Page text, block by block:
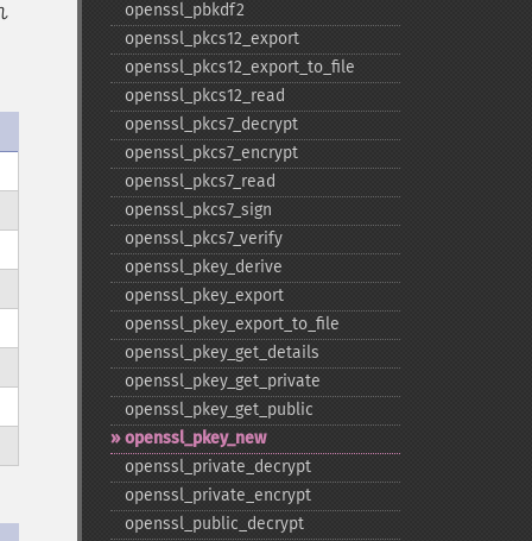
openssl_​pbkdf2
openssl_​pkcs12_​export
openssl_​pkcs12_​export_​to_​file
openssl_​pkcs12_​read
openssl_​pkcs7_​decrypt
openssl_​pkcs7_​encrypt
openssl_​pkcs7_​read
openssl_​pkcs7_​sign
openssl_​pkcs7_​verify
openssl_​pkey_​derive
openssl_​pkey_​export
openssl_​pkey_​export_​to_​file
openssl_​pkey_​get_​details
openssl_​pkey_​get_​private
openssl_​pkey_​get_​public
openssl_​pkey_​new
openssl_​private_​decrypt
openssl_​private_​encrypt
openssl_​public_​decrypt